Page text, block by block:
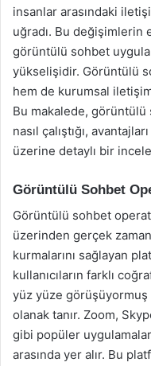
insanlar arasındaki
uğradı. Bu değişimlerin
görüntülü sohbet
yükselişidir. Görüntülü
hem de kurumsal
Bu makalede,
nasıl çalıştığı,
üzerine detaylı bir
Görüntülü Sohbet
Görüntülü sohbet
üzerinden gerçek
kurmalarını sağlayan
kullanıcıların farklı
yüz yüze
olanak tanır. Zoom,
gibi popüler
arasında yer alır. Bu